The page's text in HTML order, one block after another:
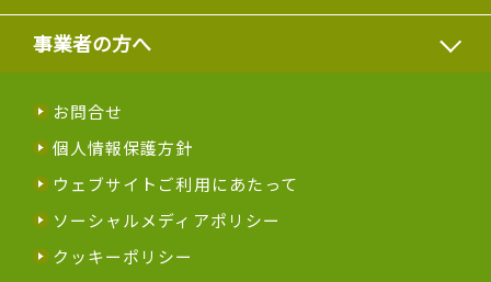
事業者の方へ
お問合せ
個人情報保護方針
ウェブサイトご利用にあたって
ソーシャルメディアポリシー
クッキーポリシー